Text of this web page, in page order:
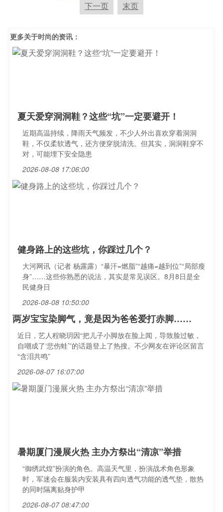
下一页
末页
更多关于时尚的资讯：
夏天爱穿洞洞鞋？这些“坑”一定要避开！
近期高温持续，降雨天气频发，不少人外出喜欢穿着洞洞
鞋，不仅柔软透气，还方便穿脱清洗。但其实，洞洞鞋穿不
对，可能埋下安全隐患
2026-08-08 17:06:00
健身路上的这些坑，你踩过几个？
大河网讯（记者 杨露露）“暴汗=燃脂”“越痛=越到位”“局部瘦
身”……这些你熟悉的说法，其实是常见误区。8月8日是全
民健身日
2026-08-08 10:50:00
两岁宝宝染脚气，竟是因为爸爸爱打赤脚……
近日，艺人程晓玥因“把儿子小脚放在脸上闻，导致脸过敏，
自嘲成了‘悲伤蛙’”的话题登上了热搜。不少网友在评论区留言
“含泪共鸣”
2026-08-07 16:07:00
暑期厦门漫展火热 主办方祭出“清凉”举措
“御绣武煌”扮演的角色。高温天气里，扮演战术角色形象
时，军迷会在服装内安装具有四向透气功能的透气垫，散热
的同时隔离贴身护甲
2026-08-07 08:47:00